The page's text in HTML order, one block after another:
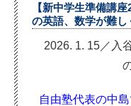
【新中学生準備講
の英語、数学が難し
2026. 1. 15／入
自由塾代表の中島